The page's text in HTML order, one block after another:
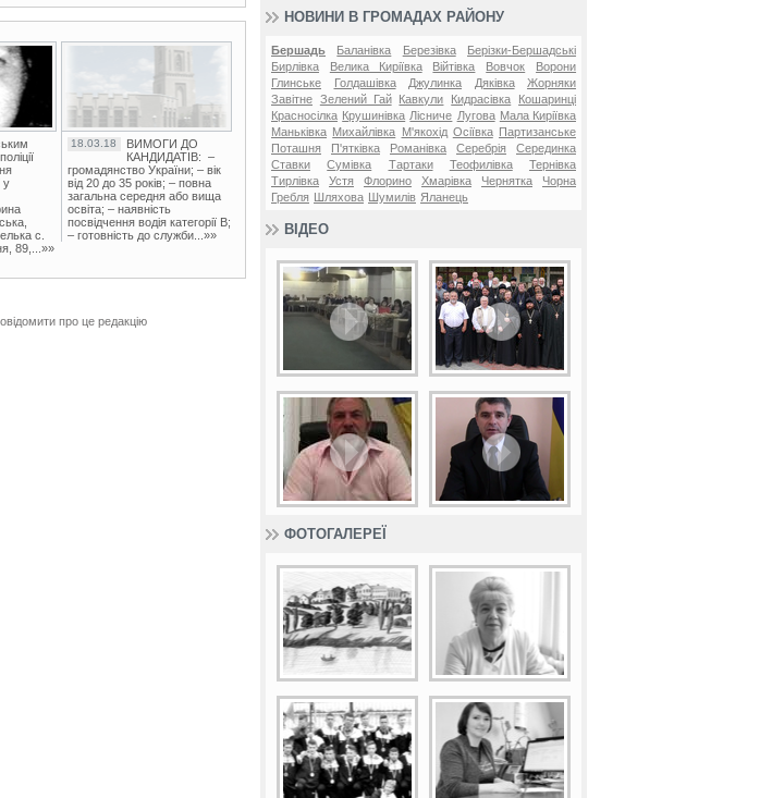
у
с.
89,...»»
18.03.18
ВИМОГИ ДО
КАНДИДАТІВ: –
громадянство України; – вік
від 20 до 35 років; – повна
загальна середня або вища
освіта; – наявність
посвідчення водія категорії В;
– готовність до служби...»»
про це редакцію
НОВИНИ В ГРОМАДАХ РАЙОНУ
Бершадь Баланівка Березівка
Берізки-Бершадські
Бирлівка
Велика Киріївка Війтівка Вовчок
Ворони
Глинське
Голдашівка Джулинка Дяківка
Жорняки
Завітне Зелений Гай Кавкули Кидрасівка
Кошаринці
Красносілка Крушинівка Лісниче Лугова Мала Киріївка
Маньківка Михайлівка М'якохід Осіївка
Партизанське
Поташня
П'ятківка Романівка Серебрія
Серединка
Ставки
Сумівка Тартаки Теофилівка
Тернівка
Тирлівка
Устя Флорино Хмарівка Чернятка
Чорна
Гребля Шляхова Шумилів Яланець
ВІДЕО
ФОТОГАЛЕРЕЇ